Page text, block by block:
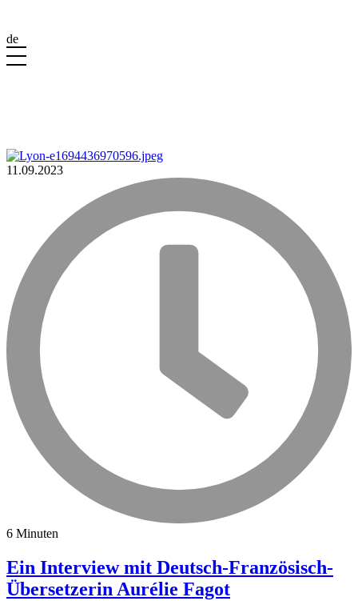
de
11.09.2023
6 Minuten
Ein Interview mit Deutsch-Französisch-
Übersetzerin Aurélie Fagot